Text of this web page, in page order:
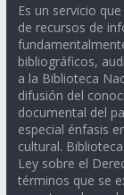
Es un servicio
de recursos de
bibliográficos,
a la Biblioteca
difusión del
documental del
especial énfasis
cultural.
Ley sobre el
términos que se